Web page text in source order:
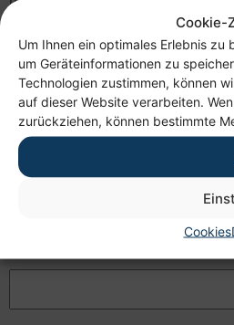
Cookie-
Um Ihnen ein optimales Erlebnis
um Geräteinformationen zu
Technologien zustimmen, können
auf dieser Website verarbeiten.
zurückziehen, können bestimmte
Cookies
Benötigen Sie eine individuelle
kontaktieren sie uns gern
Mail. Unser freundliches
weiter.
Ihr Name